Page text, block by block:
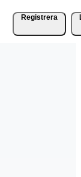
Registrera